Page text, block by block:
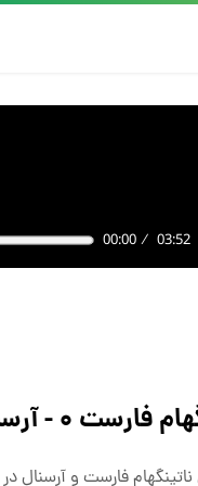
آرسنال ۰ + ویدئو
فارست و آرسنال در